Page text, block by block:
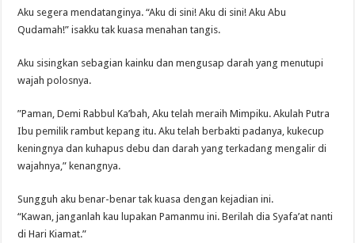
Aku segera mendatanginya. “Aku di sini! Aku di sini! Aku Abu
Qudamah!” isakku tak kuasa menahan tangis.
Aku sisingkan sebagian kainku dan mengusap darah yang menutupi
wajah polosnya.
”Paman, Demi Rabbul Ka’bah, Aku telah meraih Mimpiku. Akulah Putra
Ibu pemilik rambut kepang itu. Aku telah berbakti padanya, kukecup
keningnya dan kuhapus debu dan darah yang terkadang mengalir di
wajahnya,” kenangnya.
Sungguh aku benar-benar tak kuasa dengan kejadian ini.
“Kawan, janganlah kau lupakan Pamanmu ini. Berilah dia Syafa’at nanti
di Hari Kiamat.”